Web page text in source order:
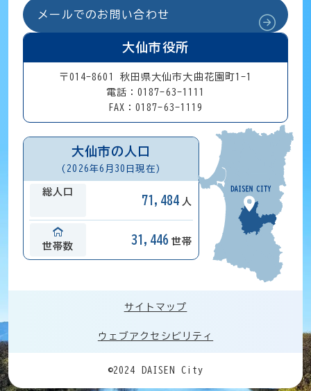
メールでのお問い合わせ
大仙市役所
〒014-8601 秋田県大仙市大曲花園町1-1
電話：0187-63-1111
FAX：0187-63-1119
大仙市の人口
(2026年6月30日現在)
総人口
71,484 人
世帯数
31,446 世帯
サイトマップ
ウェブアクセシビリティ
©2024 DAISEN City